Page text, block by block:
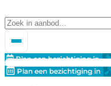
Plan een bezichtiging in
Plan een bezichtiging in